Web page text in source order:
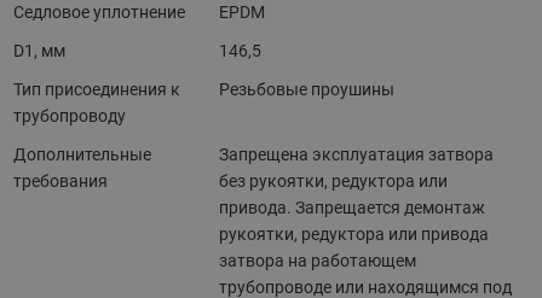
Седловое уплотнение
EPDM
D1, мм
146,5
Тип присоединения к
трубопроводу
Резьбовые проушины
Дополнительные
требования
Запрещена эксплуатация затвора
без рукоятки, редуктора или
привода. Запрещается демонтаж
рукоятки, редуктора или привода
затвора на работающем
трубопроводе или находящимся под